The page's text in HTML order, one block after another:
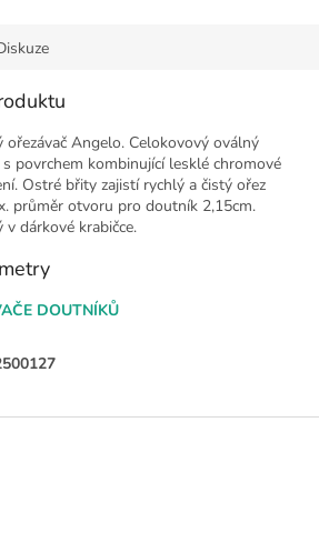
Angelo. Celokovový oválný
povrchem kombinující lesklé chromové
Ostré břity zajistí rychlý a čistý ořez
průměr otvoru pro doutník 2,15cm.
v dárkové krabičce.
DOUTNÍKŮ